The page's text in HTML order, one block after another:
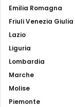
Emilia Romagna
Friuli Venezia Giulia
Lazio
Liguria
Lombardia
Marche
Molise
Piemonte